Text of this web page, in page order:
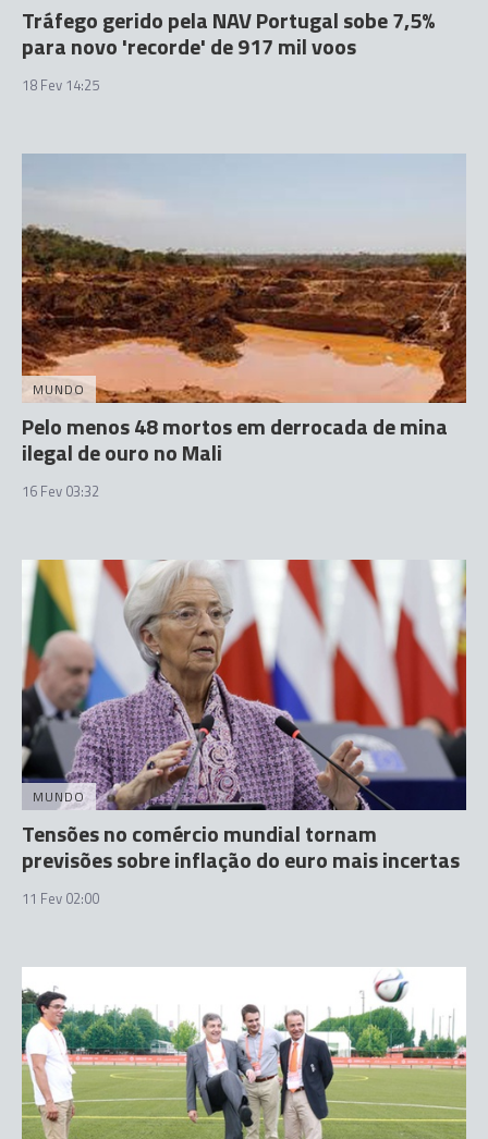
Tráfego gerido pela NAV Portugal sobe 7,5%
para novo 'recorde' de 917 mil voos
18 Fev 14:25
MUNDO
Pelo menos 48 mortos em derrocada de mina
ilegal de ouro no Mali
16 Fev 03:32
MUNDO
Tensões no comércio mundial tornam
previsões sobre inflação do euro mais incertas
11 Fev 02:00